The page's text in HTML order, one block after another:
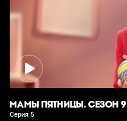
МАМЫ ПЯТНИЦЫ. СЕЗОН 9
Серия 5